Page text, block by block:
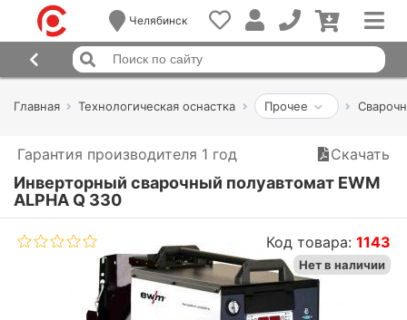
Челябинск
Главная Технологическая оснастка Прочее
Гарантия производителя 1 год Скачать
Инверторный сварочный полуавтомат EWM
ALPHA Q 330
Код товара:1143
Нет в наличии